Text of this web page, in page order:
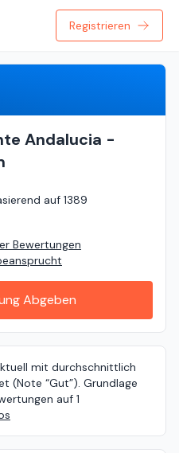
Registrieren
Andalucia -
auf 1389
Bewertungen
Abgeben
mit durchschnittlich
(Note “Gut”). Grundlage
auf 1